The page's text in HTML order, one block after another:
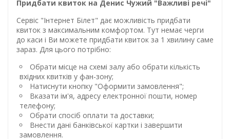
Придбати квиток на Денис Чужий "Важливі речі"
Сервіс "Інтернет Білет" дає можливість придбати
квиток з максимальним комфортом. Тут немає черги
до каси і Ви можете придбати квиток за 1 хвилину саме
зараз. Для цього потрібно:
Обрати місце на схемі залу або обрати кількість
вхідних квитків у фан-зону;
Натиснути кнопку "Оформити замовлення";
Вказати ім'я, адресу електронної пошти, номер
телефону;
Обрати спосіб оплати та доставки;
Внести дані банківської картки і завершити
замовлення.